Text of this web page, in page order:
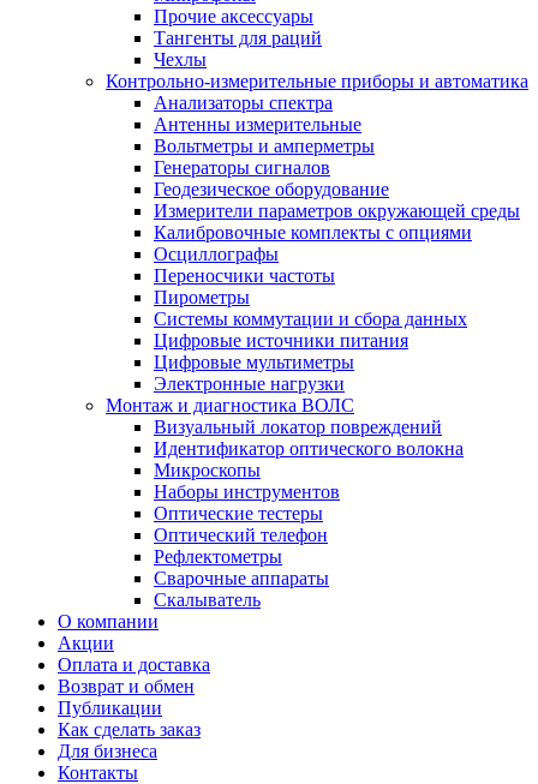
Прочие аксессуары
Тангенты для раций
Чехлы
Контрольно-измерительные приборы и автоматика
Анализаторы спектра
Антенны измерительные
Вольтметры и амперметры
Генераторы сигналов
Геодезическое оборудование
Измерители параметров окружающей среды
Калибровочные комплекты с опциями
Осциллографы
Переносчики частоты
Пирометры
Системы коммутации и сбора данных
Цифровые источники питания
Цифровые мультиметры
Электронные нагрузки
Монтаж и диагностика ВОЛС
Визуальный локатор повреждений
Идентификатор оптического волокна
Микроскопы
Наборы инструментов
Оптические тестеры
Оптический телефон
Рефлектометры
Сварочные аппараты
Скалыватель
О компании
Акции
Оплата и доставка
Возврат и обмен
Публикации
Как сделать заказ
Для бизнеса
Контакты